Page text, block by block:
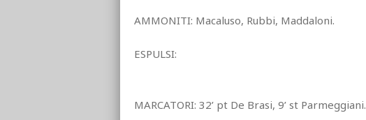
AMMONITI: Macaluso, Rubbi, Maddaloni.
ESPULSI:
MARCATORI: 32’ pt De Brasi, 9’ st Parmeggiani.